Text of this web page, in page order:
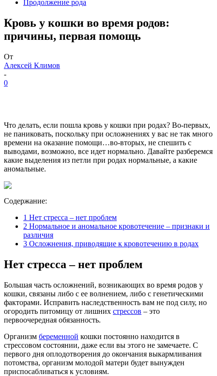
Продолжение рода
Кровь у кошки во время родов:
причины, первая помощь
От
Алексей Климов
-
0
Что делать, если пошла кровь у кошки при родах? Во-первых,
не паниковать, поскольку при осложнениях у вас не так много
времени на оказание помощи…во-вторых, не спешить с
выводами, возможно, все идет нормально. Давайте разберемся
какие выделения из петли при родах нормальные, а какие
аномальные.
Содержание:
1 Нет стресса – нет проблем
2 Нормальное и аномальное кровотечение – признаки и
различия
3 Осложнения, приводящие к кровотечению в родах
Нет стресса – нет проблем
Большая часть осложнений, возникающих во время родов у
кошки, связаны либо с ее волнением, либо с генетическими
факторами. Исправить наследственность вам не под силу, но
огородить питомицу от лишних стрессов – это
первоочередная обязанность.
Организм беременной кошки постоянно находится в
стрессовом состоянии, даже если вы этого не замечаете. С
первого дня оплодотворения до окончания выкармливания
потомства, организм молодой матери будет вынужден
приспосабливаться к условиям.